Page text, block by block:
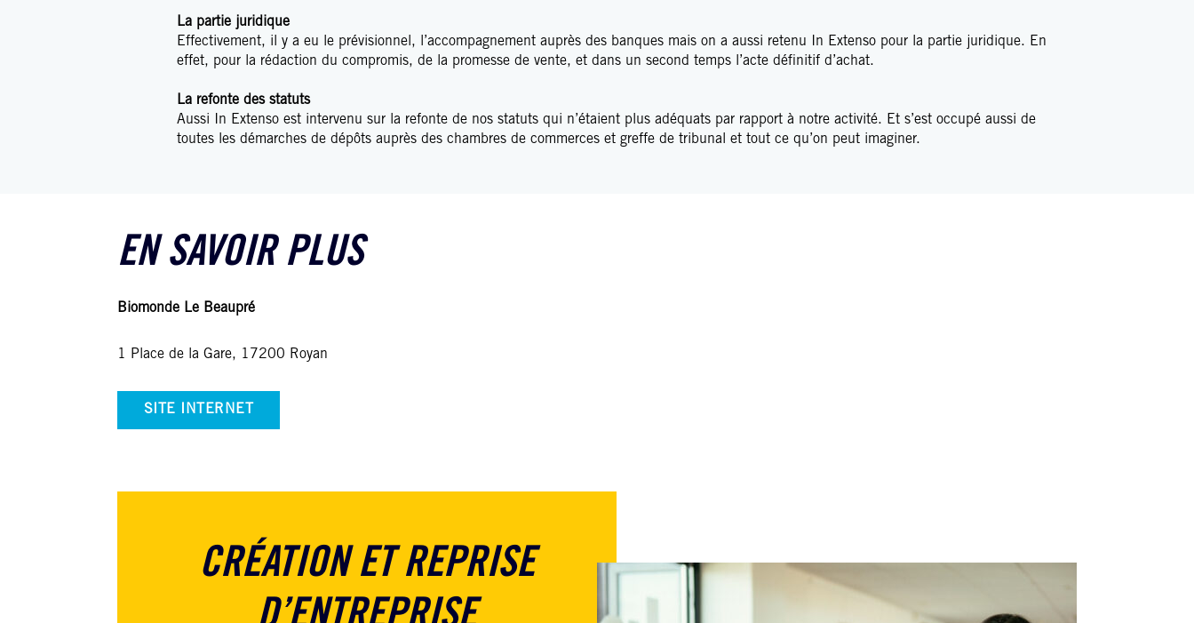
La partie juridique
Effectivement, il y a eu le prévisionnel, l’accompagnement auprès des banques mais on a aussi retenu In Extenso pour la partie juridique. En
effet, pour la rédaction du compromis, de la promesse de vente, et dans un second temps l’acte définitif d’achat.
La refonte des statuts
Aussi In Extenso est intervenu sur la refonte de nos statuts qui n’étaient plus adéquats par rapport à notre activité. Et s’est occupé aussi de
toutes les démarches de dépôts auprès des chambres de commerces et greffe de tribunal et tout ce qu’on peut imaginer.
EN SAVOIR PLUS
Biomonde Le Beaupré
1 Place de la Gare, 17200 Royan
SITE INTERNET
CRÉATION ET REPRISE